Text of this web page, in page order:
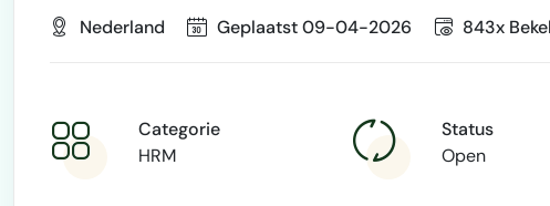
Nederland Geplaatst 09-04-2026 843x
Categorie
HRM
Status
Open